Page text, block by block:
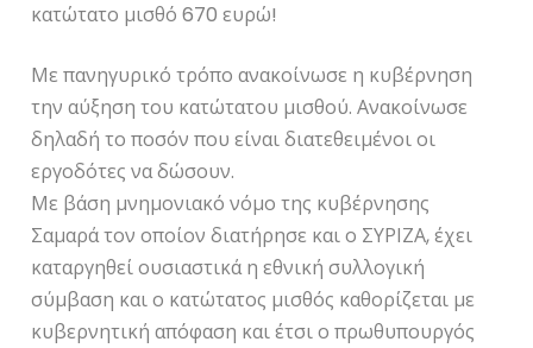
κατώτατο μισθό 670 ευρώ!
Με πανηγυρικό τρόπο ανακοίνωσε η κυβέρνηση
την αύξηση του κατώτατου μισθού. Ανακοίνωσε
δηλαδή το ποσόν που είναι διατεθειμένοι οι
εργοδότες να δώσουν.
Με βάση μνημονιακό νόμο της κυβέρνησης
Σαμαρά τον οποίον διατήρησε και ο ΣΥΡΙΖΑ, έχει
καταργηθεί ουσιαστικά η εθνική συλλογική
σύμβαση και ο κατώτατος μισθός καθορίζεται με
κυβερνητική απόφαση και έτσι ο πρωθυπουργός